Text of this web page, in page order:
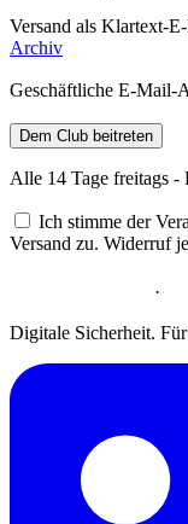
Versand als Klartext-
Archiv
Geschäftliche E-Mail-
Dem Club beitreten
Alle 14 Tage freitags -
Ich stimme der
Versand zu. Widerruf
·
Digitale Sicherheit.